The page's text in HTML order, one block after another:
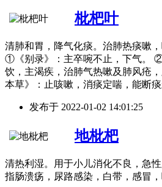
枇杷叶
清肺和胃，降气化痰。治肺热痰嗽
①《别录》：主卒啘不止，下气。
饮，主渴疾，治肺气热嗽及肺风疮
本草》：止咳嗽，消痰定喘，能断
发布于 2022-01-02 14:01:25
地枇杷
清热利湿。用于小儿消化不良，急
指肠溃疡，尿路感染，白带，感冒